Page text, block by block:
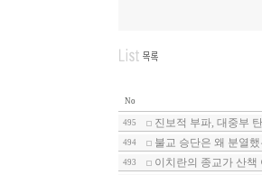
No
495 진보적 부파, 대중부
494 불교 승단은 왜 분열했
493 이치란의 종교가 산책